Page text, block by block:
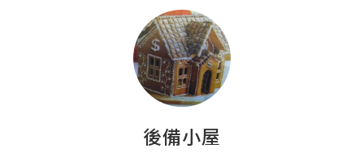
後備小屋